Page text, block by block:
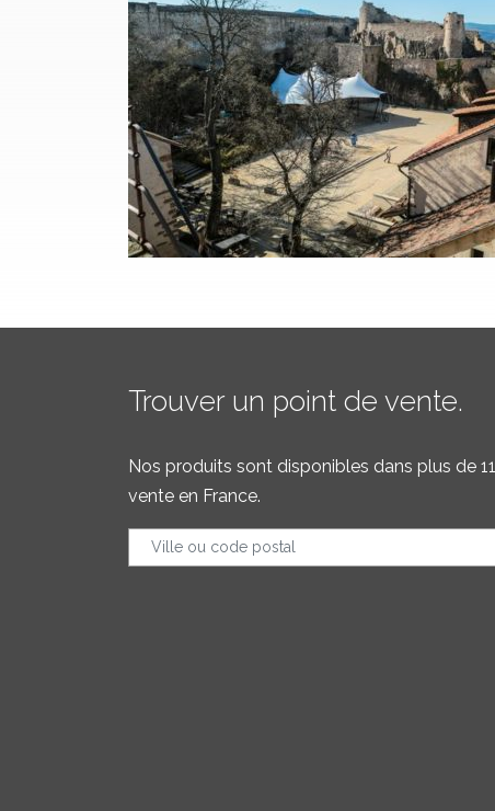
Trouver un point de vente.
Nos produits sont disponibles dans plus de
vente en France.